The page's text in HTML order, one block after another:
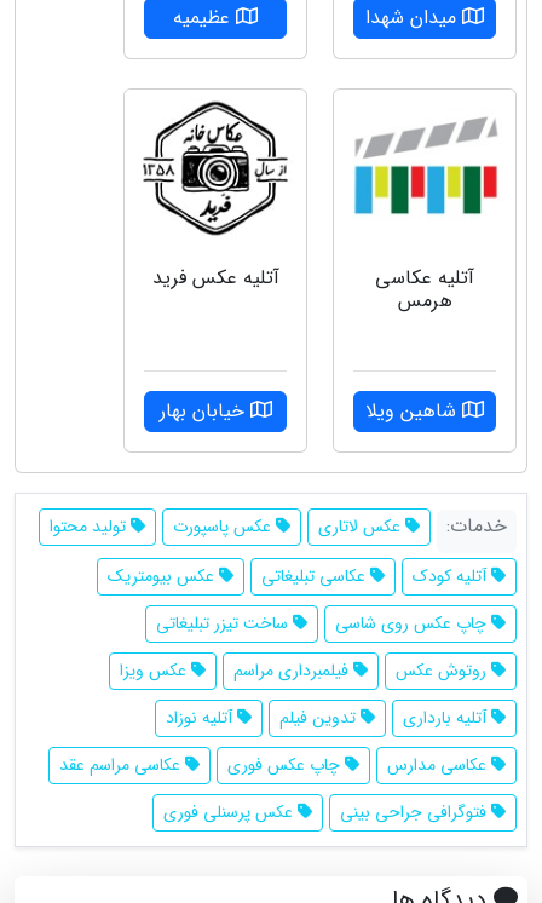
میدان شهدا عظیمیه
آتلیه عکاسی
هرمس
شاهین ویلا
آتلیه عکس فرید
خیابان بهار
خدمات: عکس لاتاری عکس پاسپورت
تولید محتوا
آتلیه کودک
عکاسی تبلیغاتی
عکس بیومتریک
چاپ عکس روی شاسی
ساخت تیزر تبلیغاتی
روتوش عکس
فیلمبرداری مراسم
عکس ویزا
آتلیه بارداری
تدوین فیلم
آتلیه نوزاد
عکاسی مدارس
چاپ عکس فوری
عکاسی مراسم عقد
فتوگرافی جراحی بینی
عکس پرسنلی فوری